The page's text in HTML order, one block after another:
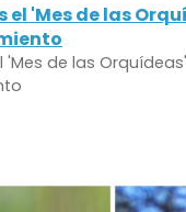
el 'Mes de las
'Mes de las